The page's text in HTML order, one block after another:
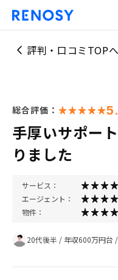
評判・口コミTOPへ
総合評価：
手厚いサポー
りました
サービス：
エージェント：
物件：
20代後半 / 年収600万円台 /